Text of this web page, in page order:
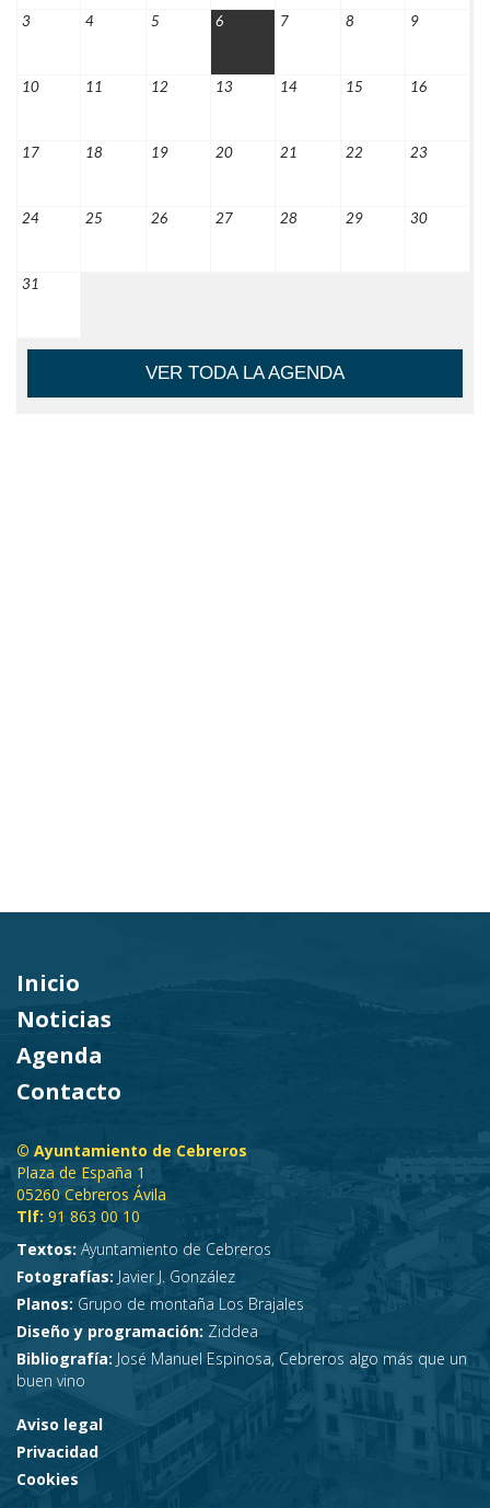
3 4 5 6 7 8 9
10 11 12 13 14 15 16
17 18 19 20 21 22 23
24 25 26 27 28 29 30
31
VER TODA LA AGENDA
Inicio
Noticias
Agenda
Contacto
© Ayuntamiento de Cebreros
Plaza de España 1
05260 Cebreros Ávila
Tlf: 91 863 00 10
Textos: Ayuntamiento de Cebreros
Fotografías: Javier J. González
Planos: Grupo de montaña Los Brajales
Diseño y programación: Ziddea
Bibliografía: José Manuel Espinosa, Cebreros algo más que un
buen vino
Aviso legal
Privacidad
Cookies